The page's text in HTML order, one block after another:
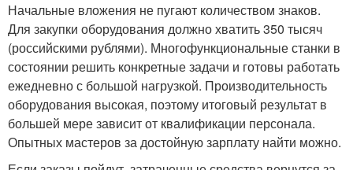
Начальные вложения не пугают количеством знаков.
Для закупки оборудования должно хватить 350 тысяч
(российскими рублями). Многофункциональные станки в
состоянии решить конкретные задачи и готовы работать
ежедневно с большой нагрузкой. Производительность
оборудования высокая, поэтому итоговый результат в
большей мере зависит от квалификации персонала.
Опытных мастеров за достойную зарплату найти можно.